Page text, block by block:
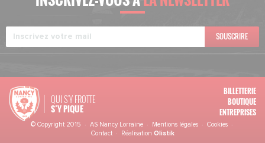
SOUSCRIRE
QUI S'Y FROTTE
S’Y PIQUE
BILLETTERIE
BOUTIQUE
ENTREPRISES
© Copyright 2015 · AS Nancy Lorraine · Mentions légales· Cookies·
Contact· Réalisation Olistik